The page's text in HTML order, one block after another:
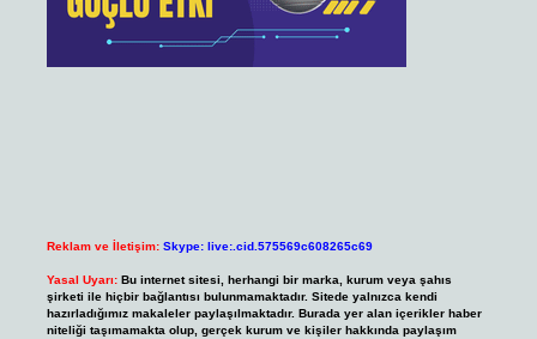
Reklam ve İletişim: Skype: live:.cid.575569c608265c69
Yasal Uyarı: Bu internet sitesi, herhangi bir marka, kurum veya şahıs
şirketi ile hiçbir bağlantısı bulunmamaktadır. Sitede yalnızca kendi
hazırladığımız makaleler paylaşılmaktadır. Burada yer alan içerikler haber
niteliği taşımamakta olup, gerçek kurum ve kişiler hakkında paylaşım